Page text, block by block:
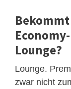
Lounge?
Lounge.
zwar nicht